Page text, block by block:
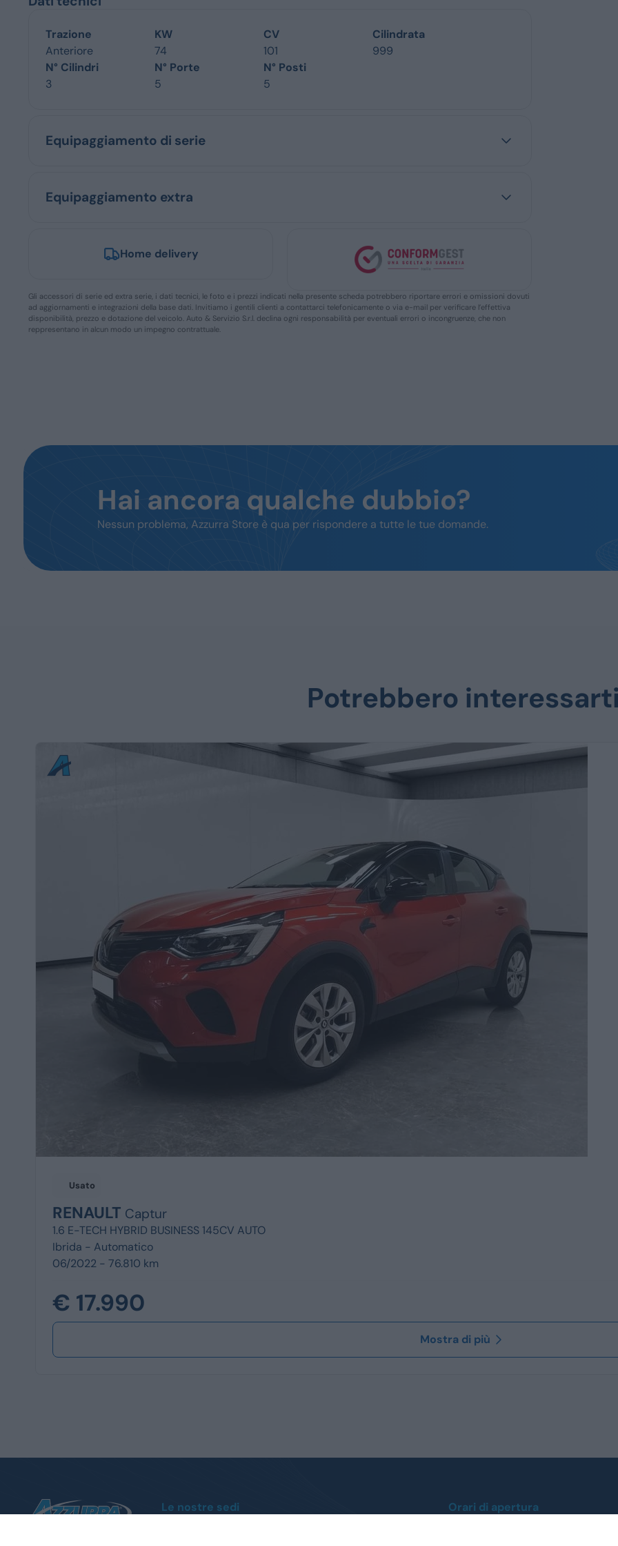
Trazione
Anteriore
KW
74
CV
101
Cilindrata
999
N° Cilindri
3
N° Porte
5
N° Posti
5
Equipaggiamento di serie
Equipaggiamento extra
Home delivery
Gli accessori di serie ed extra serie, i dati tecnici, le foto e i prezzi indicati nella presente scheda potrebbero riportare errori e omissioni dovuti
ad aggiornamenti e integrazioni della base dati. Invitiamo i gentili clienti a contattarci telefonicamente o via e-mail per verificare l’effettiva
disponibilità, prezzo e dotazione del veicolo. Auto & Servizio S.r.l. declina ogni responsabilità per eventuali errori o incongruenze, che non
reppresentano in alcun modo un impegno contrattuale.
Hai ancora qualche dubbio?
Nessun problema, Azzurra Store è qua per rispondere a tutte le tue domande.
Potrebbero
Usato
RENAULT Captur
1.6 E-TECH HYBRID BUSINESS 145CV AUTO
Ibrida - Automatico
06/2022 - 76.810 km
€ 17.990
Mostra di più
Le nostre sedi Orari di apertura